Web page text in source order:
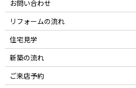
お問い合わせ
リフォームの流れ
住宅見学
新築の流れ
ご来店予約